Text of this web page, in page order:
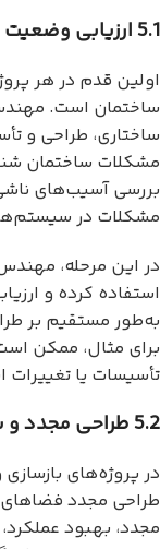
5.1 ارزیابی وضعیت فعلی ساختمان
اولین قدم در هر
ساختمان است.
ساختاری، طراحی و
مشکلات ساختمان
بررسی آسیب‌های
مشکلات در
در این مرحله،
استفاده کرده و
به‌طور مستقیم بر
برای مثال، ممکن
تأسیسات یا
5.2 طراحی مجدد و بهینه‌سازی فضا
در پروژه‌های
طراحی مجدد فضاهای
مجدد، بهبود